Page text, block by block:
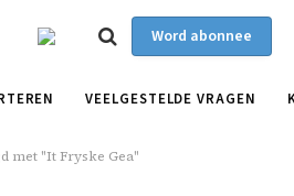
Word abonnee
VEELGESTELDE VRAGEN
met "It Fryske Gea"